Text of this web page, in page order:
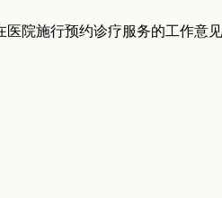
院施行预约诊疗服务的工作意